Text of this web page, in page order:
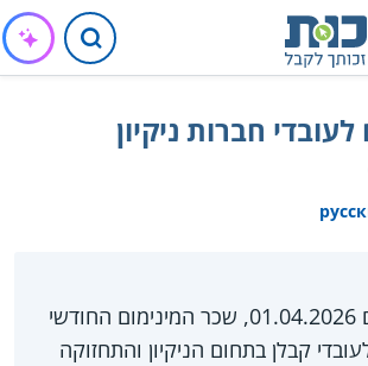
חברות ניקיון
החל מיום 01.04.2026, שכר המינימום החודשי
קבלן בתחום הניקיון והתחזוקה